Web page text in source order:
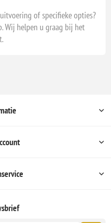
of specifieke opties?
Wij helpen u graag bij het